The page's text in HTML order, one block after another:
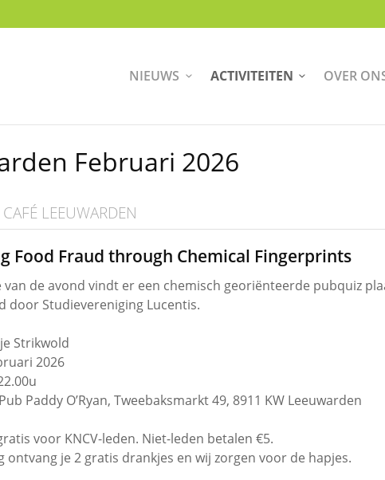
NIEUWS ACTIVITEITEN OVER
Februari 2026
LEEUWARDEN
Food Fraud through Chemical Fingerprints
van de avond vindt er een chemisch georiënteerde pubquiz
door Studievereniging Lucentis.
Strikwold
2026
Paddy O’Ryan, Tweebaksmarkt 49, 8911 KW Leeuwarden
voor KNCV-leden. Niet-leden betalen €5.
ontvang je 2 gratis drankjes en wij zorgen voor de hapjes.